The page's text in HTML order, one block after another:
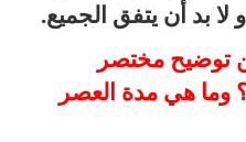
لا بد أن يتفق الجميع.
هل من توضيح مختصر
وما هي مدة العصر